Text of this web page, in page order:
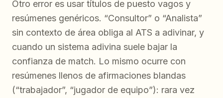
Otro error es usar títulos de puesto vagos y
resúmenes genéricos. “Consultor” o “Analista”
sin contexto de área obliga al ATS a adivinar, y
cuando un sistema adivina suele bajar la
confianza de match. Lo mismo ocurre con
resúmenes llenos de afirmaciones blandas
(“trabajador”, “jugador de equipo”): rara vez